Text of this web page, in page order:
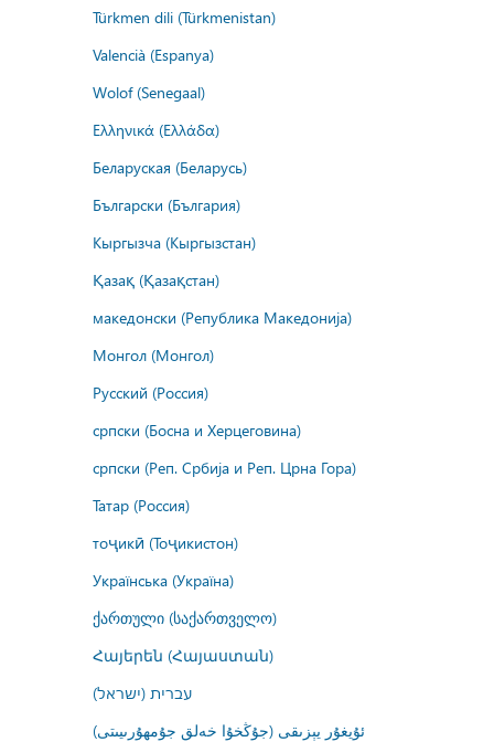
Türkmen dili (Türkmenistan)
Valencià (Espanya)
Wolof (Senegaal)
Ελληνικά (Ελλάδα)
Беларуская (Беларусь)
Български (България)
Кыргызча (Кыргызстан)
Қазақ (Қазақстан)
македонски (Република Македонија)
Монгол (Монгол)
Русский (Россия)
српски (Босна и Херцеговина)
српски (Реп. Србија и Реп. Црна Гора)
Татар (Россия)
тоҷикӣ (Тоҷикистон)
Українська (Україна)
ქართული (საქართველო)
Հայերեն (Հայաստան)
עברית (ישראל)
ئۇيغۇر يېزىقى (جۇڭخۇا خەلق جۇمھۇرىيىتى)